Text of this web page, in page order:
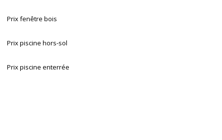
Prix fenêtre bois
Prix piscine hors-sol
Prix piscine enterrée